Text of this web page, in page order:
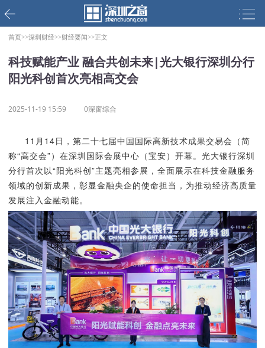
首页>>深圳财经>>财经要闻>>正文
科技赋能产业 融合共创未来|光大银行深圳分行
阳光科创首次亮相高交会
2025-11-19 15:59 0深窗综合
11月14日，第二十七届中国国际高新技术成果交易会（简
称“高交会”）在深圳国际会展中心（宝安）开幕。光大银行深圳
分行首次以“阳光科创”主题亮相参展，全面展示在科技金融服务
领域的创新成果，彰显金融央企的使命担当，为推动经济高质量
发展注入金融动能。